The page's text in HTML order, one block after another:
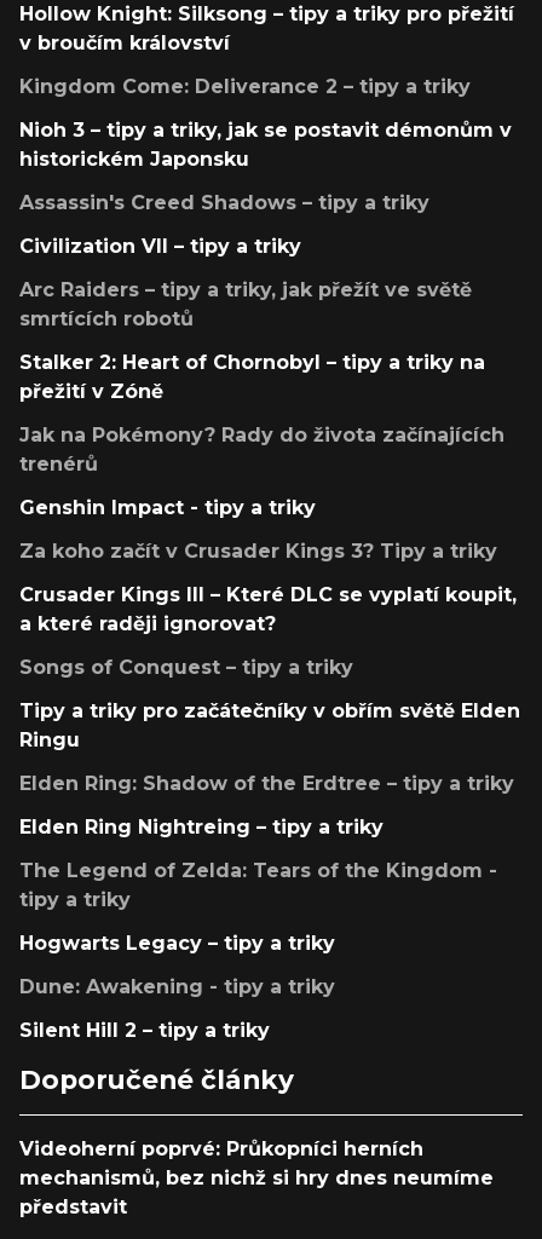
Hollow Knight: Silksong – tipy a triky pro přežití
v broučím království
Kingdom Come: Deliverance 2 – tipy a triky
Nioh 3 – tipy a triky, jak se postavit démonům v
historickém Japonsku
Assassin's Creed Shadows – tipy a triky
Civilization VII – tipy a triky
Arc Raiders – tipy a triky, jak přežít ve světě
smrtících robotů
Stalker 2: Heart of Chornobyl – tipy a triky na
přežití v Zóně
Jak na Pokémony? Rady do života začínajících
trenérů
Genshin Impact - tipy a triky
Za koho začít v Crusader Kings 3? Tipy a triky
Crusader Kings III – Které DLC se vyplatí koupit,
a které raději ignorovat?
Songs of Conquest – tipy a triky
Tipy a triky pro začátečníky v obřím světě Elden
Ringu
Elden Ring: Shadow of the Erdtree – tipy a triky
Elden Ring Nightreing – tipy a triky
The Legend of Zelda: Tears of the Kingdom -
tipy a triky
Hogwarts Legacy – tipy a triky
Dune: Awakening - tipy a triky
Silent Hill 2 – tipy a triky
Doporučené články
Videoherní poprvé: Průkopníci herních
mechanismů, bez nichž si hry dnes neumíme
představit